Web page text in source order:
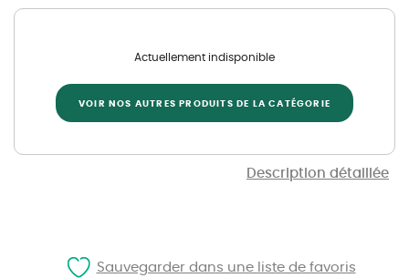
Description détaillée
Actuellement indisponible
VOIR NOS AUTRES PRODUITS DE LA CATÉGORIE
Sauvegarder dans une liste de favoris